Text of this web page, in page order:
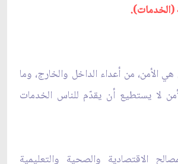
هي الأمن، من أعداء الداخل والخارج، وما
لا يستطيع أن يقدّم للناس الخدمات
الاقتصادية والصحية والتعليمية